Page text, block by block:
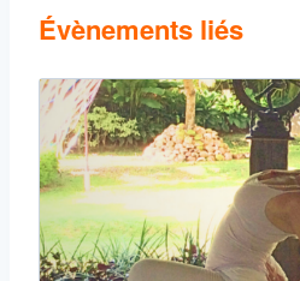
Évènements liés